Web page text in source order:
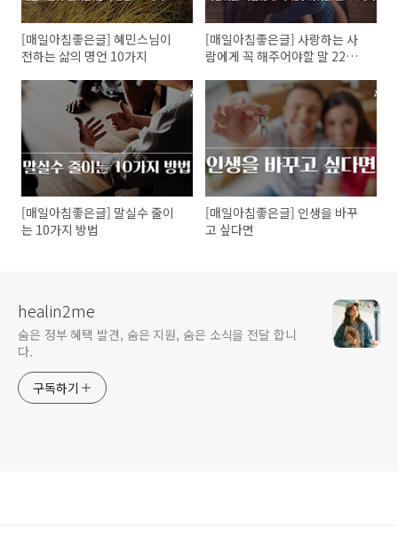
[매일아침좋은글] 혜민스님이
전하는 삶의 명언 10가지
[매일아침좋은글] 사랑하는 사
람에게 꼭 해주어야할 말 22가
[매일아침좋은글] 말실수 줄이
는 10가지 방법
[매일아침좋은글] 인생을 바꾸
고 싶다면
healin2me
숨은 정부 혜택 발견, 숨은 지원, 숨은 소식을 전달 합니
다.
구독하기